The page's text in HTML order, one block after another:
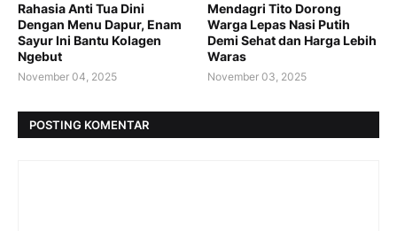
Rahasia Anti Tua Dini
Dengan Menu Dapur, Enam
Sayur Ini Bantu Kolagen
Ngebut
November 04, 2025
Mendagri Tito Dorong
Warga Lepas Nasi Putih
Demi Sehat dan Harga Lebih
Waras
November 03, 2025
POSTING KOMENTAR